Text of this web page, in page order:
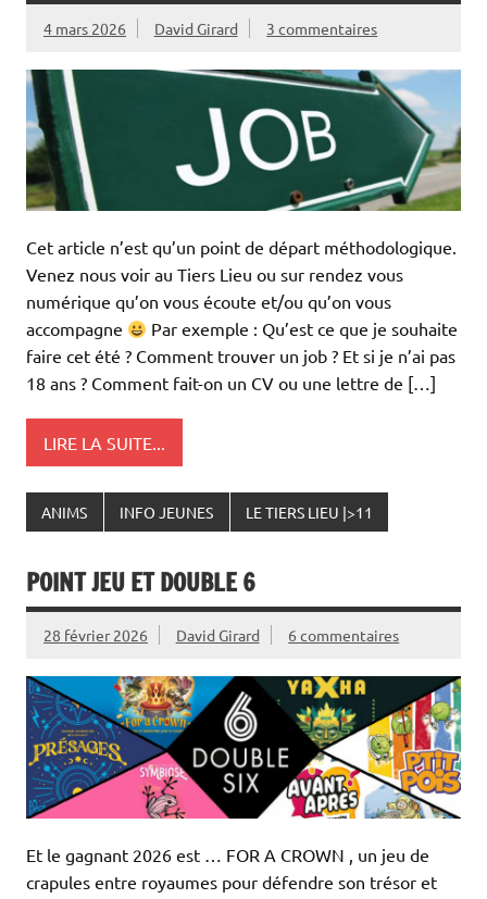
4 mars 2026 David Girard 3 commentaires
Cet article n’est qu’un point de départ méthodologique.
Venez nous voir au Tiers Lieu ou sur rendez vous
numérique qu’on vous écoute et/ou qu’on vous
accompagne
Par exemple : Qu’est ce que je souhaite
faire cet été ? Comment trouver un job ? Et si je n’ai pas
18 ans ? Comment fait-on un CV ou une lettre de […]
LIRE LA SUITE...
ANIMS INFO JEUNES LE TIERS LIEU |>11
POINT JEU ET DOUBLE 6
28 février 2026 David Girard 6 commentaires
Et le gagnant 2026 est … FOR A CROWN , un jeu de
crapules entre royaumes pour défendre son trésor et